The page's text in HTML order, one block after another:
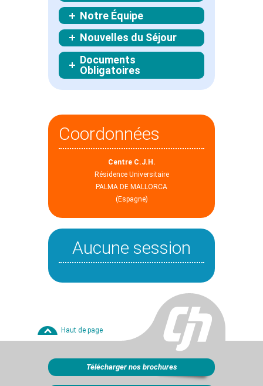
Notre Équipe
Nouvelles du Séjour
Documents
Obligatoires
Coordonnées
Centre C.J.H.
Résidence Universitaire
PALMA DE MALLORCA
(Espagne)
Aucune session
Haut de page
Télécharger nos brochures